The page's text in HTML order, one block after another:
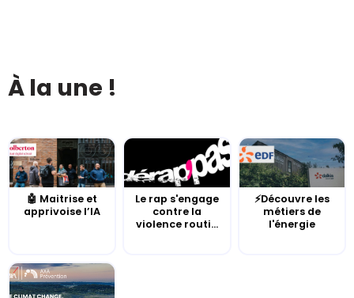
À la une !
🤖 Maitrise et
apprivoise l’IA
Le rap s'engage
contre la
violence routi...
⚡Découvre les
métiers de
l'énergie